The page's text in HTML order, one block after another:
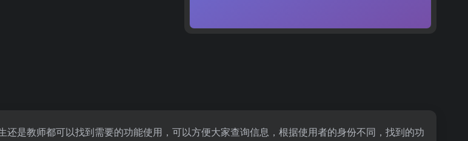
是教师都可以找到需要的功能使用，可以方便大家查询信息，根据使用者的身份不同，找到的功